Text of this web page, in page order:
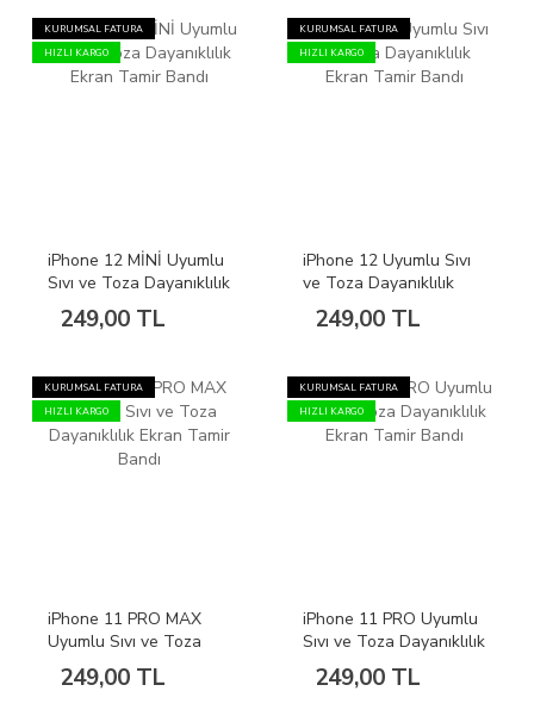
KURUMSAL FATURA
HIZLI KARGO
iPhone 12 MİNİ Uyumlu
Sıvı ve Toza Dayanıklılık
Ekran Tamir Bandı
249,00 TL
KURUMSAL FATURA
HIZLI KARGO
iPhone 12 Uyumlu Sıvı
ve Toza Dayanıklılık
Ekran Tamir Bandı
249,00 TL
KURUMSAL FATURA
HIZLI KARGO
iPhone 11 PRO MAX
Uyumlu Sıvı ve Toza
Dayanıklılık Ekran Tamir
Bandı
249,00 TL
KURUMSAL FATURA
HIZLI KARGO
iPhone 11 PRO Uyumlu
Sıvı ve Toza Dayanıklılık
Ekran Tamir Bandı
249,00 TL